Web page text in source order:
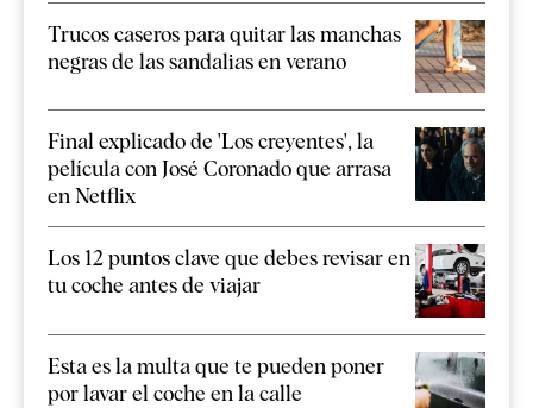
Trucos caseros para quitar las manchas
negras de las sandalias en verano
Final explicado de 'Los creyentes', la
película con José Coronado que arrasa
en Netflix
Los 12 puntos clave que debes revisar en
tu coche antes de viajar
Esta es la multa que te pueden poner
por lavar el coche en la calle